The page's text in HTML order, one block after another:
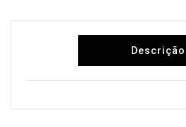
Descrição